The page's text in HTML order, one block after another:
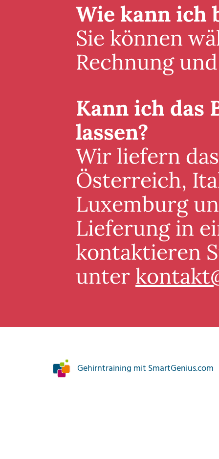
Wie kann ich
Sie können
Rechnung
Kann ich das
lassen?
Wir liefern
Österreich,
Luxemburg
Lieferung in
kontaktieren
unter
Gehirntraining mit SmartGenius.com